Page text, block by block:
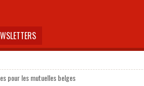
pour les mutuelles belges